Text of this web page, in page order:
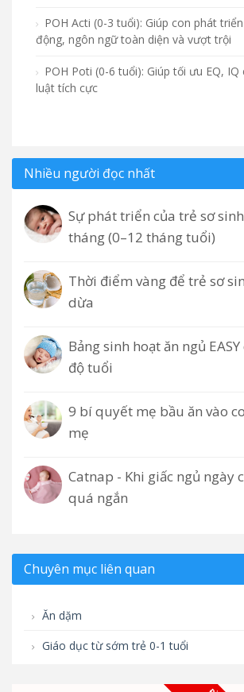
POH Acti (0-3 tuổi): Giúp con phát
động, ngôn ngữ toàn diện và vượt trội
POH Poti (0-6 tuổi): Giúp tối ưu EQ, IQ
luật tích cực
Nhiều người đọc nhất
Sự phát triển của trẻ sơ
tháng (0–12 tháng tuổi)
Thời điểm vàng để trẻ sơ
dừa
Bảng sinh hoạt ăn ngủ
độ tuổi
9 bí quyết mẹ bầu ăn vào
mẹ
Catnap - Khi giấc ngủ ngày
quá ngắn
Chuyên mục liên quan
Ăn dặm
Giáo dục từ sớm trẻ 0-1 tuổi